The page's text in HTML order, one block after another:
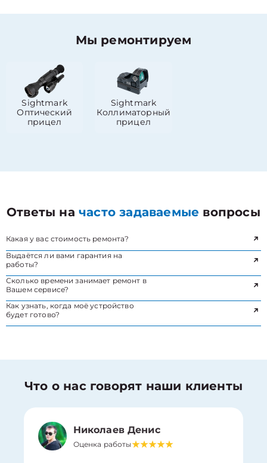
Мы ремонтируем
Sightmark
Оптический
прицел
Sightmark
Коллиматорный
прицел
Ответы начасто задаваемые вопросы
Какая у вас стоимость ремонта?
Выдаётся ли вами гарантия на
работы?
Сколько времени занимает ремонт в
Вашем сервисе?
Как узнать, когда моё устройство
будет готово?
Что о нас говорят наши клиенты
Николаев Денис
Оценка работы